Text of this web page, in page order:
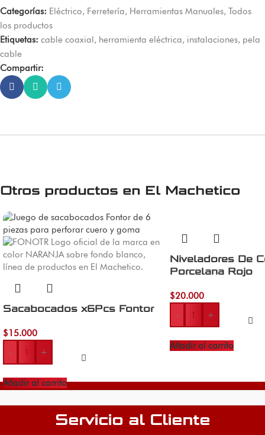
Categorías: Eléctrico, Ferretería, Herramientas Manuales, Todos
los productos
Etiquetas: cable coaxial, herramienta eléctrica, instalaciones, pela
cable
Compartir:
Otros productos en El Machetico
Sacabocados x6Pcs Fontor
$15.000
-
+
Añadir al carrito
Niveladores De
Porcelana Rojo
$20.000
-
+
Añadir al carrito
Servicio al Cliente